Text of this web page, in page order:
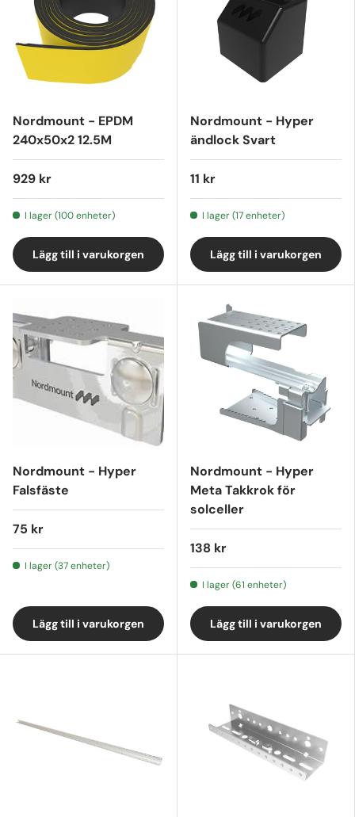
Nordmount - EPDM
240x50x2 12.5M
929 kr
I lager (100 enheter)
Lägg till i varukorgen
Nordmount - Hyper
ändlock Svart
11 kr
I lager (17 enheter)
Lägg till i varukorgen
Nordmount - Hyper
Falsfäste
75 kr
I lager (37 enheter)
Lägg till i varukorgen
Nordmount - Hyper
Meta Takkrok för
solceller
138 kr
I lager (61 enheter)
Lägg till i varukorgen